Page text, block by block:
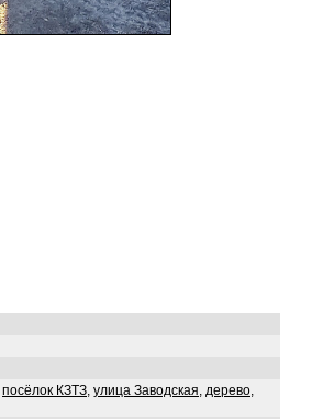
посёлок КЗТЗ, улица Заводская, дерево,